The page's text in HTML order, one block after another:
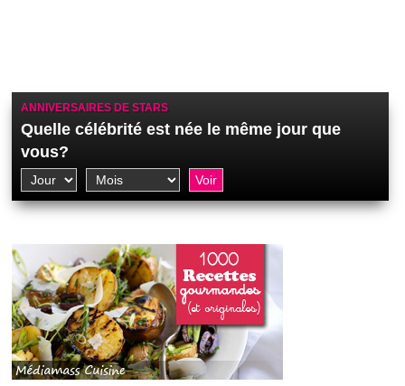
ANNIVERSAIRES DE STARS
Quelle célébrité est née le même jour que
vous?